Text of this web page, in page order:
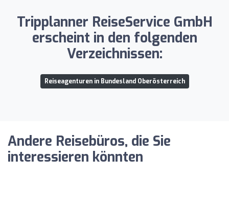
Tripplanner ReiseService GmbH
erscheint in den folgenden
Verzeichnissen:
Reiseagenturen in Bundesland Oberösterreich
Andere Reisebüros, die Sie
interessieren könnten